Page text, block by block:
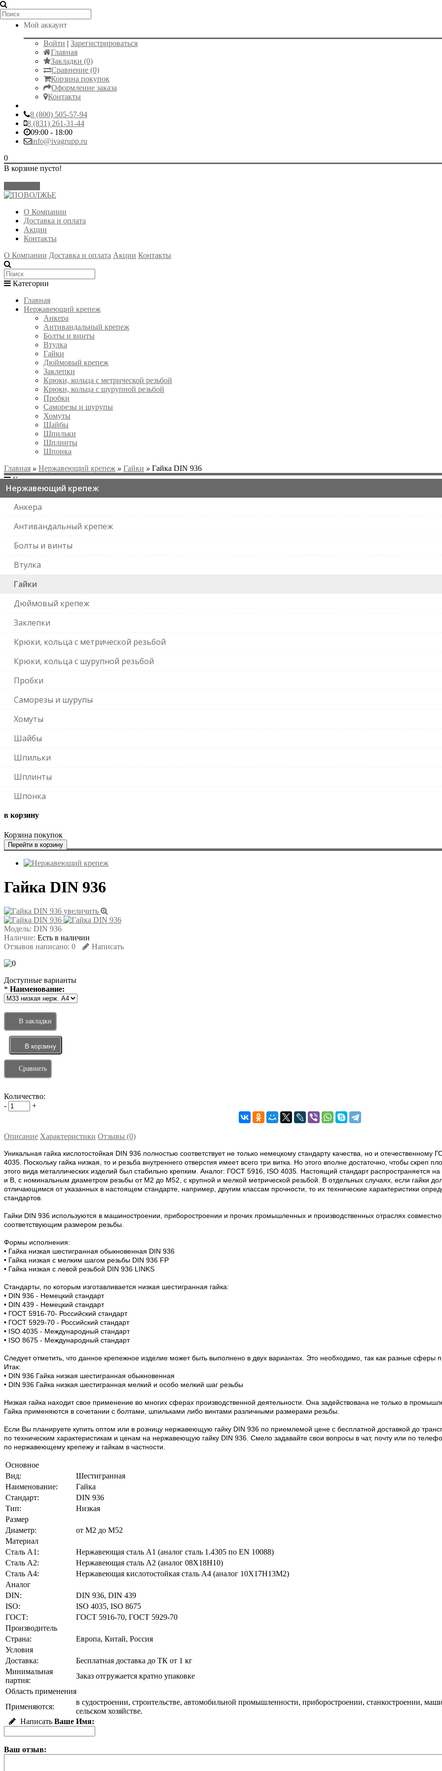
Мой аккаунт
Войти | Зарегистрироваться
Главная
Закладки (0)
Сравнение (0)
Корзина покупок
Оформление заказа
Контакты
8 (800) 505-57-94
8 (831) 261-31-44
09:00 - 18:00
info@ivagrupp.ru
0
В корзине пусто!
О Компании
Доставка и оплата
Акции
Контакты
О Компании Доставка и оплата Акции Контакты
Категории
Главная
Нержавеющий крепеж
Анкера
Антивандальный крепеж
Болты и винты
Втулка
Гайки
Дюймовый крепеж
Заклепки
Крюки, кольца с метрической резьбой
Крюки, кольца с шурупной резьбой
Пробки
Саморезы и шурупы
Хомуты
Шайбы
Шпильки
Шплинты
Шпонка
Главная » Нержавеющий крепеж » Гайки » Гайка DIN 936
Категории
Нержавеющий крепеж
Анкера
Антивандальный крепеж
Болты и винты
Втулка
Гайки
Дюймовый крепеж
Заклепки
Крюки, кольца с метрической резьбой
Крюки, кольца с шурупной резьбой
Пробки
Саморезы и шурупы
Хомуты
Шайбы
Шпильки
Шплинты
Шпонка
в корзину
Корзина покупок
Перейти в корзину
Гайка DIN 936
увеличить
Модель: DIN 936
Наличие: Есть в наличии
Отзывов написано: 0 Написать
Доступные варианты
* Наименование:
В закладки
Сравнить
Количество:
-
+
Описание Характеристики Отзывы (0)
Уникальная гайка кислотостойкая DIN 936 полностью соответствует не только немецкому стандарту качества, но и
4035. Поскольку гайка низкая, то и резьба внутреннего отверстия имеет всего три витка. Но этого вполне достаточно, чтобы скреп
этого вида металлических изделий был стабильно крепким. Аналог: ГОСТ 5916, ISO 4035. Настоящий стандарт распространяется на
и В, с номинальным диаметром резьбы от М2 до М52, с крупной и мелкой метрической резьбой. В отдельных случаях, если гайки
отличающимся от указанных в настоящем стандарте, например, другим классам прочности, то их технические характеристики
стандартов.
Гайки DIN 936 используются в машиностроении, приборостроении и прочих промышленных и производственных отраслях
соответствующим размером резьбы.
Формы исполнения:
• Гайка низкая шестигранная обыкновенная DIN 936
• Гайка низкая с мелким шагом резьбы DIN 936 FP
• Гайка низкая с левой резьбой DIN 936 LINKS
Стандарты, по которым изготавливается низкая шестигранная гайка:
• DIN 936 - Немецкий стандарт
• DIN 439 - Немецкий стандарт
• ГОСТ 5916-70- Российский стандарт
• ГОСТ 5929-70 - Российский стандарт
• ISO 4035 - Международный стандарт
• ISO 8675 - Международный стандарт
Следует отметить, что данное крепежное изделие может быть выполнено в двух вариантах. Это необходимо, так как разные сферы
Итак:
• DIN 936 Гайка низкая шестигранная обыкновенная
• DIN 936 Гайка низкая шестигранная мелкий и особо мелкий шаг резьбы
Низкая гайка находит свое применение во многих сферах производственной деятельности. Она задействована не только в
Гайка применяются в сочетании с болтами, шпильками либо винтами различными размерами резьбы.
Если Вы планируете купить оптом или в розницу нержавеющую гайку DIN 936 по приемлемой цене с бесплатной доставкой до
по техническим характеристикам и ценам на нержавеющую гайку DIN 936. Смело задавайте свои вопросы в чат, почту или по
по нержавеющему крепежу и гайкам в частности.
Основное
Вид:
Шестигранная
Наименование:
Гайка
Стандарт:
DIN 936
Тип:
Низкая
Размер
Диаметр:
от М2 до М52
Материал
Сталь А1:
Нержавеющая сталь А1 (аналог сталь 1.4305 по EN 10088)
Сталь А2:
Нержавеющая сталь А2 (аналог 08Х18Н10)
Сталь A4:
Нержавеющая кислотостойкая сталь A4 (аналог 10Х17Н13М2)
Аналог
DIN:
DIN 936, DIN 439
ISO:
ISO 4035, ISO 8675
ГОСТ:
ГОСТ 5916-70, ГОСТ 5929-70
Производитель
Страна:
Европа, Китай, Россия
Условия
Доставка:
Бесплатная доставка до ТК от 1 кг
Минимальная
партия:
Заказ отгружается кратно упаковке
Область применения
Применяются:
в судостроении, строительстве, автомобильной промышленности, приборостроении, станкостроении,
сельском хозяйстве.
Написать Ваше Имя:
Ваш отзыв: